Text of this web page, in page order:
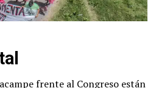
frente al Congreso están